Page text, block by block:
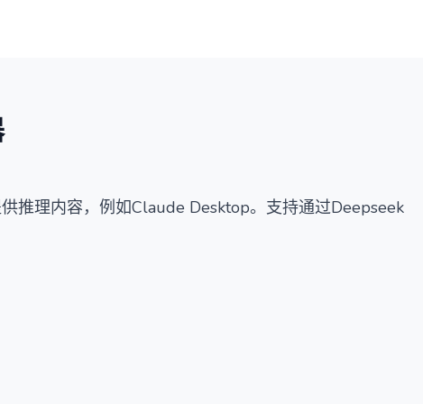
推理内容，例如Claude Desktop。支持通过Deepseek